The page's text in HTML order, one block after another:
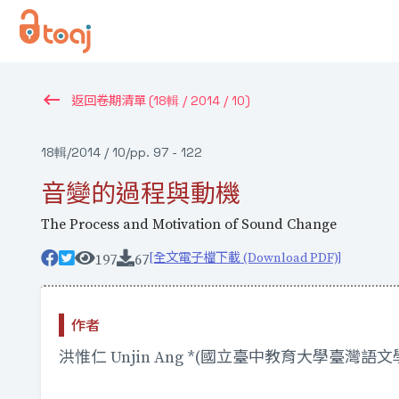
keyboard_backspace 返回卷期清單(18輯 / 2014 / 10)
18輯/2014 / 10/pp. 97 - 122
音變的過程與動機
The Process and Motivation of Sound Change
197
67[全文電子檔下載 (Download PDF)]
作者
洪惟仁 Unjin Ang *(國立臺中教育大學臺灣語文